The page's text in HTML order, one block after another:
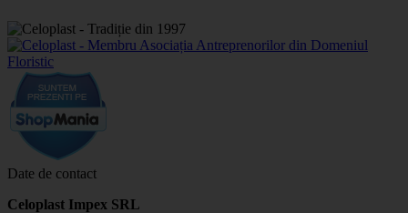
Date de contact
Celoplast Impex SRL